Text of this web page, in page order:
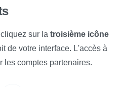
sur la troisième icône
de votre interface. L'accès à
les comptes partenaires.